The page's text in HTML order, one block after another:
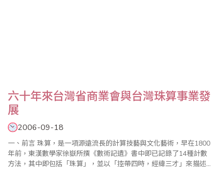
六十年來台灣省商業會與台灣珠算事業發
展
2006-09-18
一、前言 珠算，是一項源遠流長的計算技藝與文化藝術，早在1800
年前，東漢數學家徐嶽所撰《數術記遺》書中即已記錄了14種計數
方法，其中即包括「珠算」，並以「控帶四時，經緯三才」來描述